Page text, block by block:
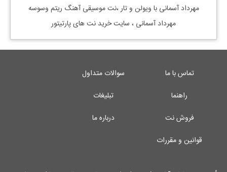
مهرداد آسمانی با ویولن و تار ،نت موسیقی آهنگ ریتم وسوسه
مهرداد آسمانی ، سایت خرید نت های پارتیتور
تماس با ما
سوالات متداول
راهنما
تبلیغات
فروش نت
درباره ما
قوانین و مقررات